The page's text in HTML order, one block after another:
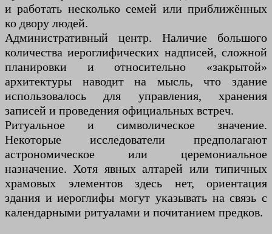
и работать несколько семей или приближённых
ко двору людей.
Административный центр. Наличие большого
количества иероглифических надписей, сложной
планировки и относительно «закрытой»
архитектуры наводит на мысль, что здание
использовалось для управления, хранения
записей и проведения официальных встреч.
Ритуальное и символическое значение.
Некоторые исследователи предполагают
астрономическое или церемониальное
назначение. Хотя явных алтарей или типичных
храмовых элементов здесь нет, ориентация
здания и иероглифы могут указывать на связь с
календарными ритуалами и почитанием предков.